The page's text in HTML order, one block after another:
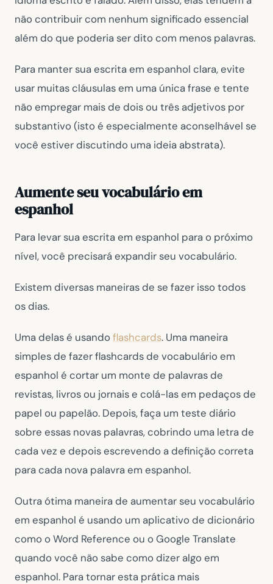
não contribuir com nenhum significado essencial
além do que poderia ser dito com menos palavras.
Para manter sua escrita em espanhol clara, evite
usar muitas cláusulas em uma única frase e tente
não empregar mais de dois ou três adjetivos por
substantivo (isto é especialmente aconselhável se
você estiver discutindo uma ideia abstrata).
Aumente seu vocabulário em
espanhol
Para levar sua escrita em espanhol para o próximo
nível, você precisará expandir seu vocabulário.
Existem diversas maneiras de se fazer isso todos
os dias.
Uma delas é usando flashcards. Uma maneira
simples de fazer flashcards de vocabulário em
espanhol é cortar um monte de palavras de
revistas, livros ou jornais e colá-las em pedaços de
papel ou papelão. Depois, faça um teste diário
sobre essas novas palavras, cobrindo uma letra de
cada vez e depois escrevendo a definição correta
para cada nova palavra em espanhol.
Outra ótima maneira de aumentar seu vocabulário
em espanhol é usando um aplicativo de dicionário
como o Word Reference ou o Google Translate
quando você não sabe como dizer algo em
espanhol. Para tornar esta prática mais